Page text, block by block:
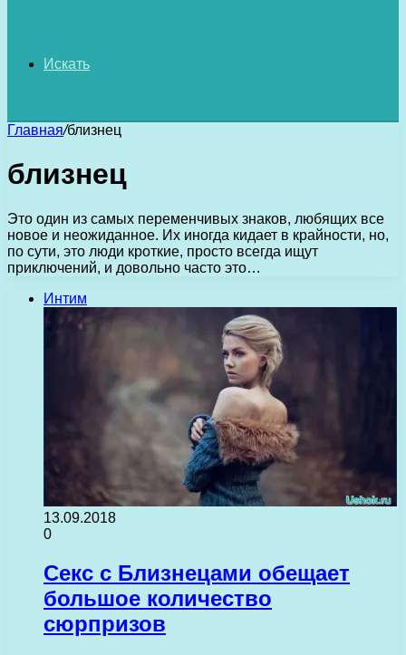
Искать
Главная/близнец
близнец
Это один из самых переменчивых знаков, любящих все
новое и неожиданное. Их иногда кидает в крайности, но,
по сути, это люди кроткие, просто всегда ищут
приключений, и довольно часто это…
Интим
13.09.2018
0
Секс с Близнецами обещает
большое количество
сюрпризов